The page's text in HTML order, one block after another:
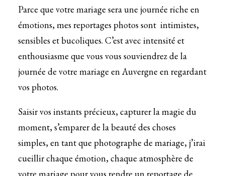
Parce que votre mariage sera une journée riche en
émotions, mes reportages photos sont intimistes,
sensibles et bucoliques. C’est avec intensité et
enthousiasme que vous vous souviendrez de la
journée de votre mariage en Auvergne en regardant
vos photos.
Saisir vos instants précieux, capturer la magie du
moment, s’emparer de la beauté des choses
simples, en tant que photographe de mariage, j’irai
cueillir chaque émotion, chaque atmosphère de